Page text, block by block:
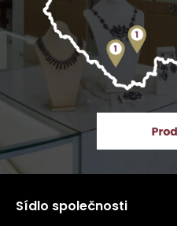
Sídlo společnosti